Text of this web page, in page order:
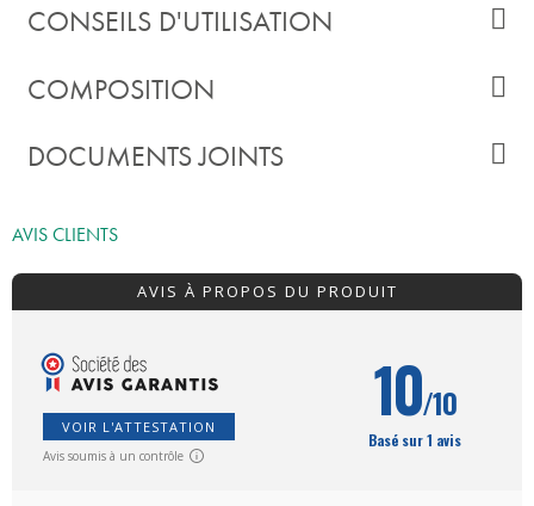
CONSEILS D'UTILISATION
COMPOSITION
DOCUMENTS JOINTS
AVIS CLIENTS
AVIS À PROPOS DU PRODUIT
VOIR L'ATTESTATION
Avis soumis à un contrôle
10/10
Basé sur 1 avis